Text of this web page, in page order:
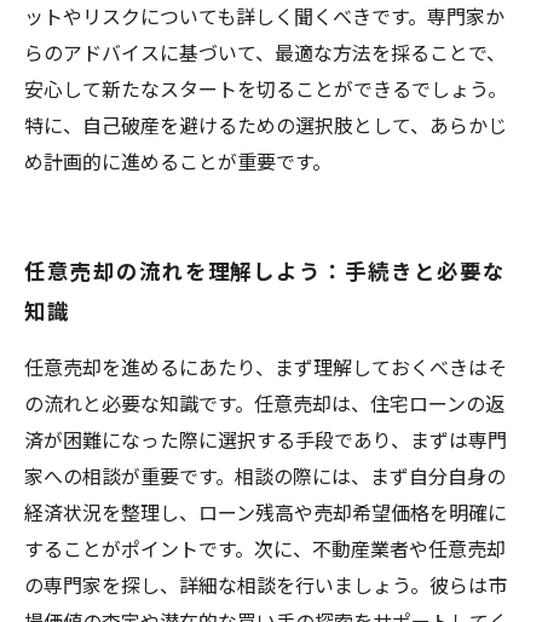
ットやリスクについても詳しく聞くべきです。専門家か
らのアドバイスに基づいて、最適な方法を採ることで、
安心して新たなスタートを切ることができるでしょう。
特に、自己破産を避けるための選択肢として、あらかじ
め計画的に進めることが重要です。
任意売却の流れを理解しよう：手続きと必要な
知識
任意売却を進めるにあたり、まず理解しておくべきはそ
の流れと必要な知識です。任意売却は、住宅ローンの返
済が困難になった際に選択する手段であり、まずは専門
家への相談が重要です。相談の際には、まず自分自身の
経済状況を整理し、ローン残高や売却希望価格を明確に
することがポイントです。次に、不動産業者や任意売却
の専門家を探し、詳細な相談を行いましょう。彼らは市